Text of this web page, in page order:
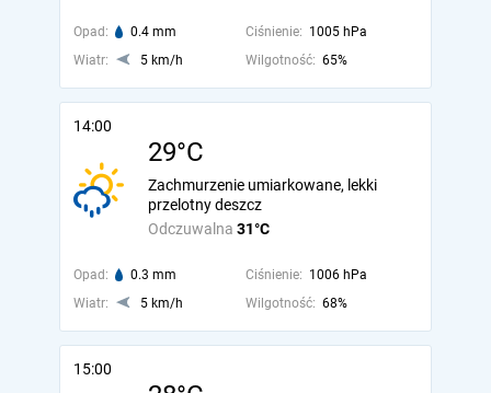
Opad: 0.4 mm Ciśnienie: 1005 hPa
Wiatr:
5 km/h Wilgotność: 65%
14:00
29°C
Odczuwalna 31°C
Zachmurzenie umiarkowane, lekki
przelotny deszcz
Opad: 0.3 mm Ciśnienie: 1006 hPa
Wiatr:
5 km/h Wilgotność: 68%
15:00